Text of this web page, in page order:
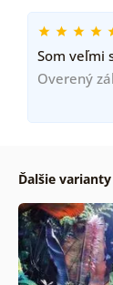
Som veľmi
Overený
Ďalšie varianty